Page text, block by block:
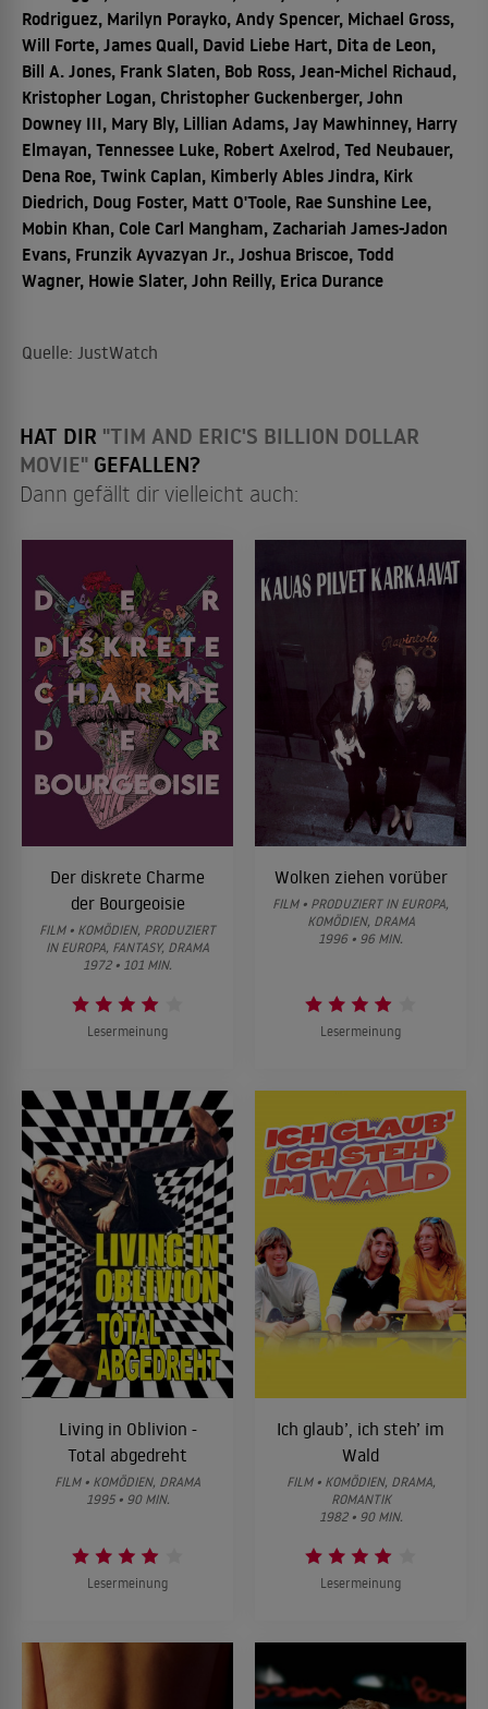
Rodriguez, Marilyn Porayko, Andy Spencer, Michael Gross,
Will Forte, James Quall, David Liebe Hart, Dita de Leon,
Bill A. Jones, Frank Slaten, Bob Ross, Jean-Michel Richaud,
Kristopher Logan, Christopher Guckenberger, John
Downey III, Mary Bly, Lillian Adams, Jay Mawhinney, Harry
Elmayan, Tennessee Luke, Robert Axelrod, Ted Neubauer,
Dena Roe, Twink Caplan, Kimberly Ables Jindra, Kirk
Diedrich, Doug Foster, Matt O'Toole, Rae Sunshine Lee,
Mobin Khan, Cole Carl Mangham, Zachariah James-Jadon
Evans, Frunzik Ayvazyan Jr., Joshua Briscoe, Todd
Wagner, Howie Slater, John Reilly, Erica Durance
Quelle: JustWatch
HAT DIR "TIM AND ERIC'S BILLION DOLLAR
MOVIE" GEFALLEN?
Dann gefällt dir vielleicht auch:
Der diskrete Charme
der Bourgeoisie
FILM • KOMÖDIEN, PRODUZIERT
IN EUROPA, FANTASY, DRAMA
1972 • 101 MIN.
Lesermeinung
Wolken ziehen vorüber
FILM • PRODUZIERT IN EUROPA,
KOMÖDIEN, DRAMA
1996 • 96 MIN.
Lesermeinung
Living in Oblivion -
Total abgedreht
FILM • KOMÖDIEN, DRAMA
1995 • 90 MIN.
Lesermeinung
Ich glaub’, ich steh’ im
Wald
FILM • KOMÖDIEN, DRAMA,
ROMANTIK
1982 • 90 MIN.
Lesermeinung